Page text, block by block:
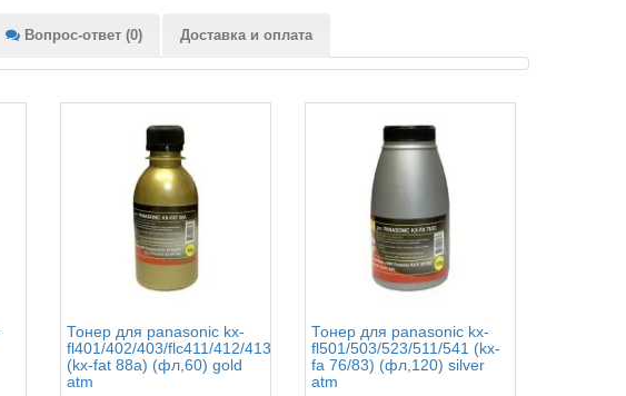
Вопрос-ответ (0) Доставка и оплата
Тонер для panasonic kx-
fl401/402/403/flc411/412/413
(kx-fat 88a) (фл,60) gold
atm
Тонер для panasonic kx-
fl501/503/523/511/541 (kx-
fa 76/83) (фл,120) silver
atm